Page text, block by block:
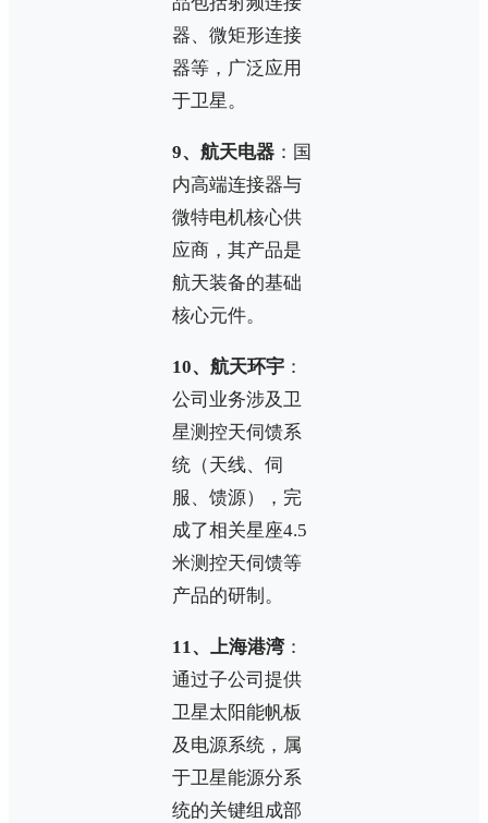
器、微矩形连接
器等，广泛应用
于卫星。
9、航天电器 ：国
内高端连接器与
微特电机核心供
应商，其产品是
航天装备的基础
核心元件。
10、航天环宇 ：
公司业务涉及卫
星测控天伺馈系
统（天线、伺
服、馈源），完
成了相关星座4.5
米测控天伺馈等
产品的研制。
11、上海港湾：
通过子公司提供
卫星太阳能帆板
及电源系统，属
于卫星能源分系
统的关键组成部